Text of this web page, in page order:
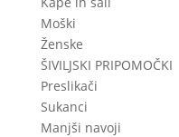
Moški
Ženske
ŠIVILJSKI PRIPOMOČKI
Preslikači
Sukanci
Manjši navoji